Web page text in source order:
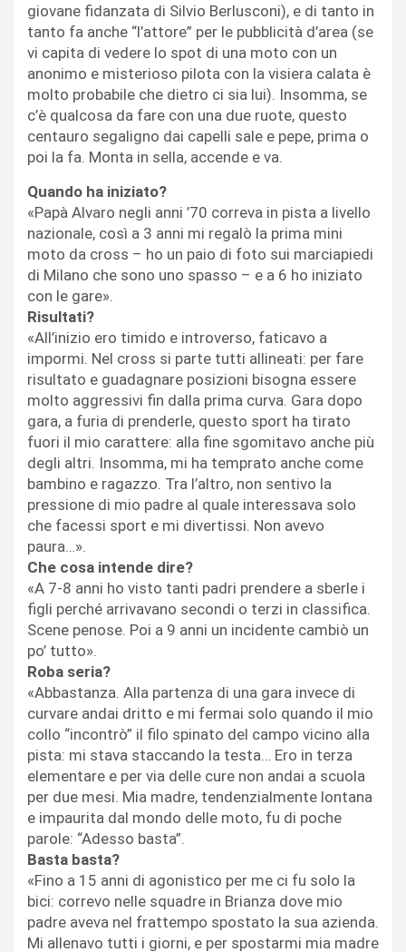
giovane fidanzata di Silvio Berlusconi), e di tanto in
tanto fa anche “l’attore” per le pubblicità d’area (se
vi capita di vedere lo spot di una moto con un
anonimo e misterioso pilota con la visiera calata è
molto probabile che dietro ci sia lui). Insomma, se
c’è qualcosa da fare con una due ruote, questo
centauro segaligno dai capelli sale e pepe, prima o
poi la fa. Monta in sella, accende e va.
Quando ha iniziato?
«Papà Alvaro negli anni ’70 correva in pista a livello
nazionale, così a 3 anni mi regalò la prima mini
moto da cross – ho un paio di foto sui marciapiedi
di Milano che sono uno spasso – e a 6 ho iniziato
con le gare».
Risultati?
«All’inizio ero timido e introverso, faticavo a
impormi. Nel cross si parte tutti allineati: per fare
risultato e guadagnare posizioni bisogna essere
molto aggressivi fin dalla prima curva. Gara dopo
gara, a furia di prenderle, questo sport ha tirato
fuori il mio carattere: alla fine sgomitavo anche più
degli altri. Insomma, mi ha temprato anche come
bambino e ragazzo. Tra l’altro, non sentivo la
pressione di mio padre al quale interessava solo
che facessi sport e mi divertissi. Non avevo
paura…».
Che cosa intende dire?
«A 7-8 anni ho visto tanti padri prendere a sberle i
figli perché arrivavano secondi o terzi in classifica.
Scene penose. Poi a 9 anni un incidente cambiò un
po’ tutto».
Roba seria?
«Abbastanza. Alla partenza di una gara invece di
curvare andai dritto e mi fermai solo quando il mio
collo “incontrò” il filo spinato del campo vicino alla
pista: mi stava staccando la testa… Ero in terza
elementare e per via delle cure non andai a scuola
per due mesi. Mia madre, tendenzialmente lontana
e impaurita dal mondo delle moto, fu di poche
parole: “Adesso basta”.
Basta basta?
«Fino a 15 anni di agonistico per me ci fu solo la
bici: correvo nelle squadre in Brianza dove mio
padre aveva nel frattempo spostato la sua azienda.
Mi allenavo tutti i giorni, e per spostarmi mia madre